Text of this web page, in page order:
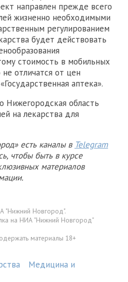
направлен прежде всего
жизненно необходимыми
регулированием
будет действовать
стоимость в мобильных
отличатся от цен
аптека».
Нижегородская область
на лекарства для
есть каналы в Telegram
чтобы быть в курсе
материалов
"Нижний Новгород".
на НИА "Нижний Новгород"
материалы 18+
Медицина и